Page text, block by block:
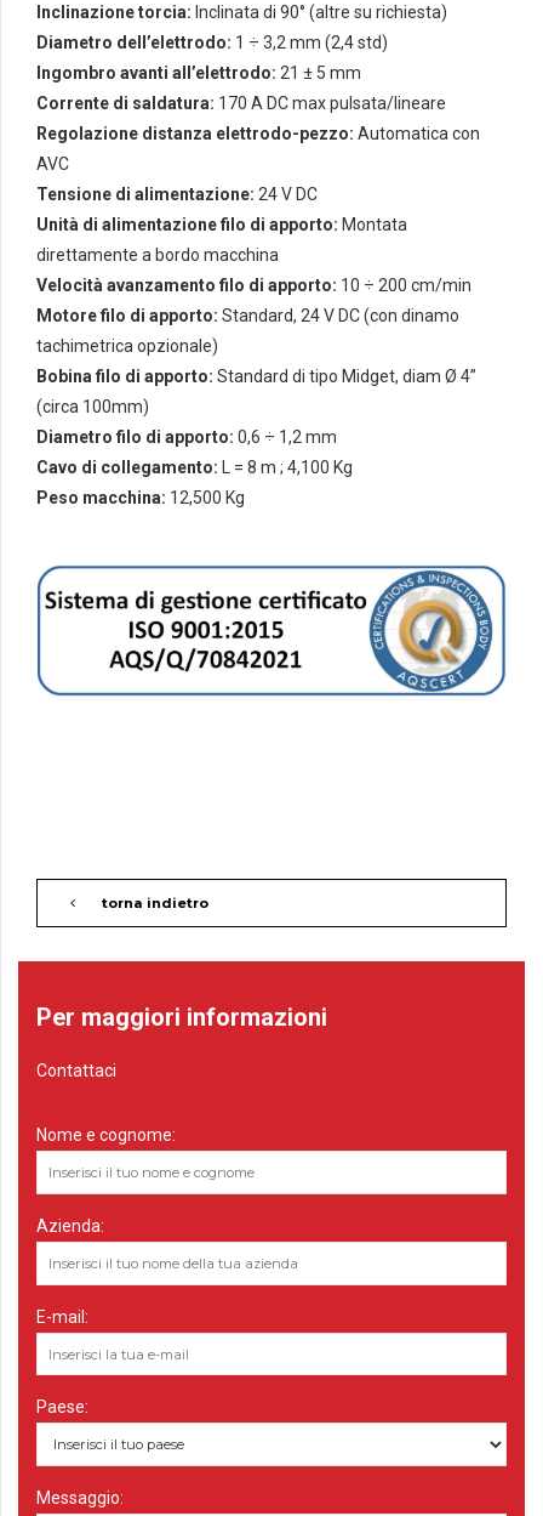
Inclinazione torcia: Inclinata di 90° (altre su richiesta)
Diametro dell’elettrodo: 1 ÷ 3,2 mm (2,4 std)
Ingombro avanti all’elettrodo: 21 ± 5 mm
Corrente di saldatura: 170 A DC max pulsata/lineare
Regolazione distanza elettrodo-pezzo: Automatica con
AVC
Tensione di alimentazione: 24 V DC
Unità di alimentazione filo di apporto: Montata
direttamente a bordo macchina
Velocità avanzamento filo di apporto: 10 ÷ 200 cm/min
Motore filo di apporto: Standard, 24 V DC (con dinamo
tachimetrica opzionale)
Bobina filo di apporto: Standard di tipo Midget, diam Ø 4”
(circa 100mm)
Diametro filo di apporto: 0,6 ÷ 1,2 mm
Cavo di collegamento:
L = 8 m ; 4,100 Kg
Peso macchina: 12,500 Kg
torna indietro
Per maggiori informazioni
Contattaci
Nome e cognome:
Azienda:
E-mail:
Paese:
Messaggio: